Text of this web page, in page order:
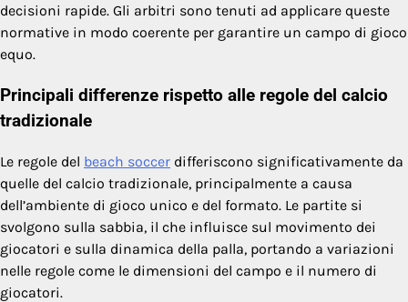
decisioni rapide. Gli arbitri sono tenuti ad applicare queste
normative in modo coerente per garantire un campo di gioco
equo.
Principali differenze rispetto alle regole del calcio
tradizionale
Le regole del beach soccer differiscono significativamente da
quelle del calcio tradizionale, principalmente a causa
dell’ambiente di gioco unico e del formato. Le partite si
svolgono sulla sabbia, il che influisce sul movimento dei
giocatori e sulla dinamica della palla, portando a variazioni
nelle regole come le dimensioni del campo e il numero di
giocatori.